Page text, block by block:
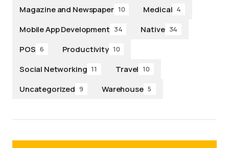
Magazine and Newspaper 10 Medical 4
Mobile App Development 34 Native 34
POS 6 Productivity 10
Social Networking 11 Travel 10
Uncategorized 9 Warehouse 5